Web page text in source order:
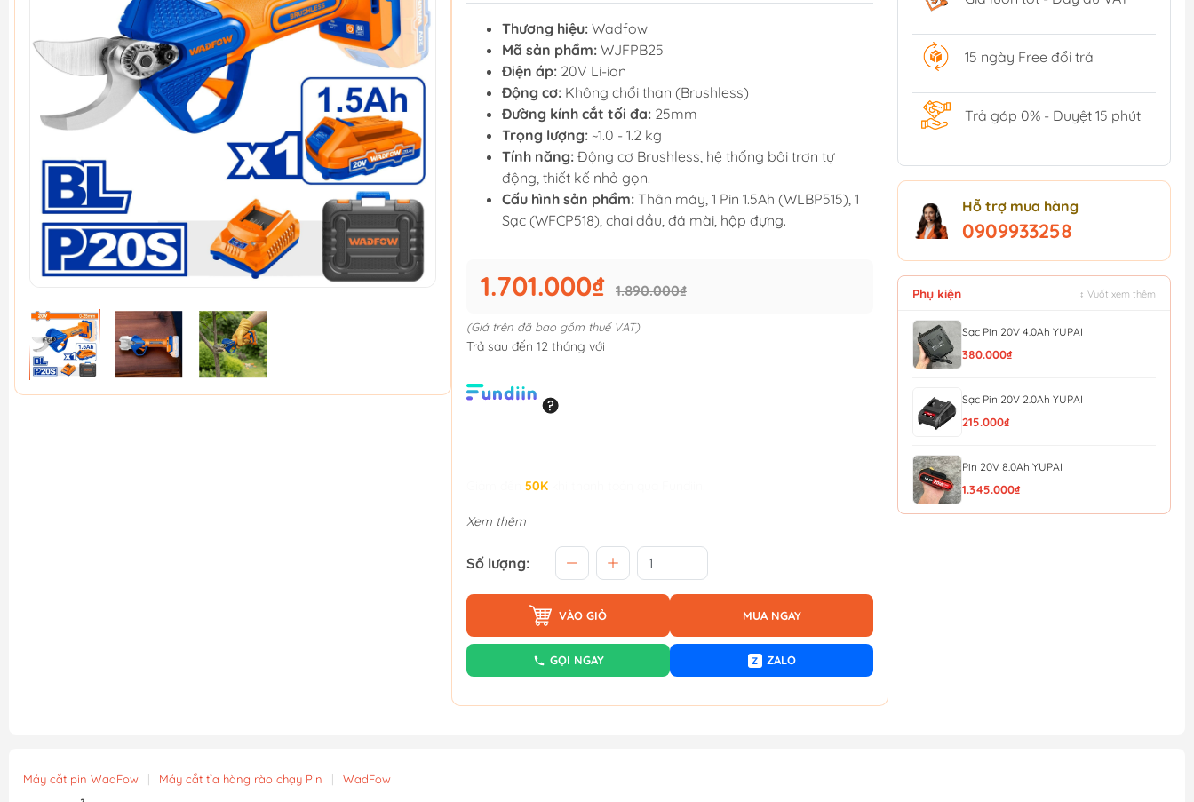
Thương hiệu: Wadfow
Mã sản phẩm: WJFPB25
Điện áp: 20V Li-ion
Động cơ: Không chổi than (Brushless)
Đường kính cắt tối đa: 25mm
Trọng lượng: ~1.0 - 1.2 kg
Tính năng: Động cơ Brushless, hệ thống bôi trơn tự
động, thiết kế nhỏ gọn.
Cấu hình sản phẩm: Thân máy, 1 Pin 1.5Ah (WLBP515), 1
Sạc (WFCP518), chai dầu, đá mài, hộp đựng.
1.701.000₫ 1.890.000₫
(Giá trên đã bao gồm thuế VAT)
Trả sau đến 12 tháng với
50K
Xem thêm
Số lượng:
VÀO GIỎ MUA NGAY
GỌI NGAY Z ZALO
15 ngày Free đổi trả
Trả góp 0% - Duyệt 15 phút
Hỗ trợ mua hàng
0909933258
Phụ kiện ↕ Vuốt xem thêm
Sạc Pin 20V 4.0Ah YUPAI
380.000₫
Sạc Pin 20V 2.0Ah YUPAI
215.000₫
Pin 20V 8.0Ah YUPAI
1.345.000₫
Máy cắt pin WadFow | Máy cắt tỉa hàng rào chạy Pin | WadFow